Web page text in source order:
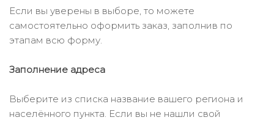
Если вы уверены в выборе, то можете
самостоятельно оформить заказ, заполнив по
этапам всю форму.
Заполнение адреса
Выберите из списка название вашего региона и
населённого пункта. Если вы не нашли свой